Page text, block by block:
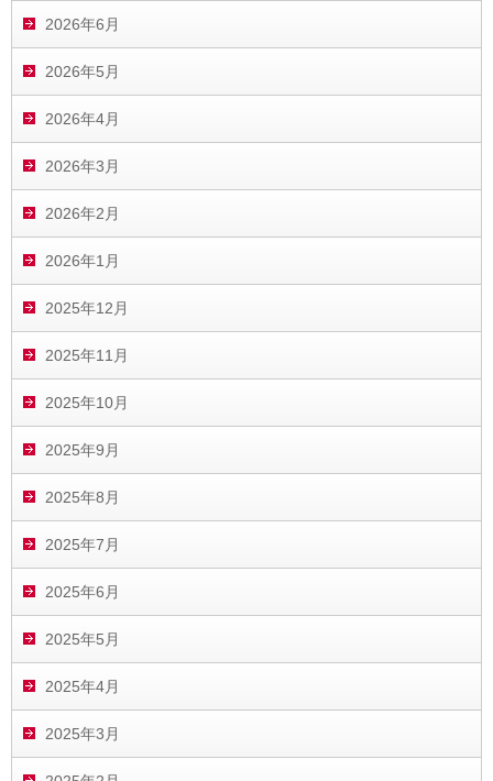
2026年6月
2026年5月
2026年4月
2026年3月
2026年2月
2026年1月
2025年12月
2025年11月
2025年10月
2025年9月
2025年8月
2025年7月
2025年6月
2025年5月
2025年4月
2025年3月